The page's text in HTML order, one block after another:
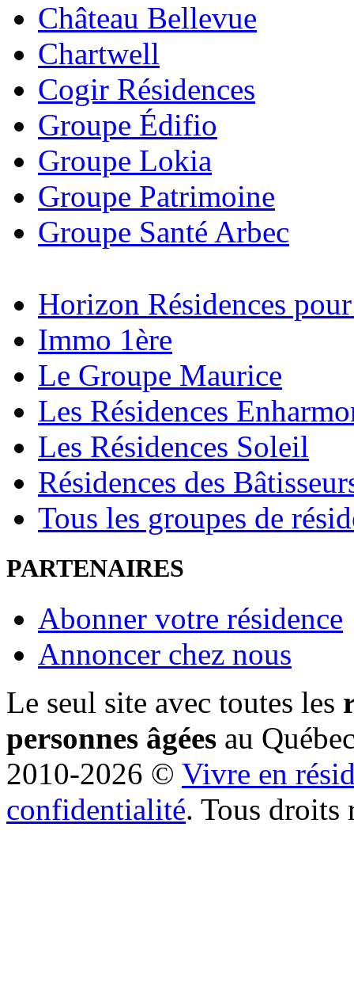
Château Bellevue
Chartwell
Cogir Résidences
Groupe Édifio
Groupe Lokia
Groupe Patrimoine
Groupe Santé Arbec
Horizon Résidences
Immo 1ère
Le Groupe Maurice
Les Résidences
Les Résidences Soleil
Résidences des
Tous les groupes de
PARTENAIRES
Abonner votre résidence
Annoncer chez nous
Le seul site avec toutes les
personnes âgées au
2010-2026 © Vivre en
confidentialité. Tous droits